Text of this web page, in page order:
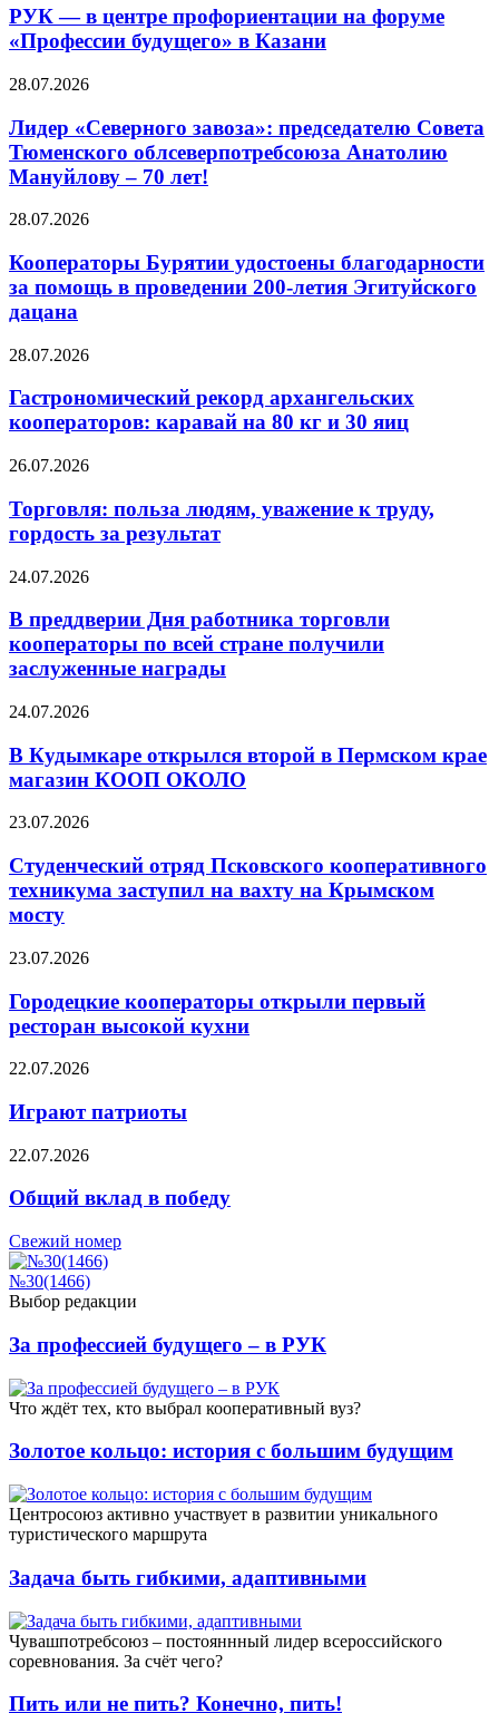
РУК — в центре профориентации на форуме
«Профессии будущего» в Казани
28.07.2026
Лидер «Северного завоза»: председателю Совета
Тюменского облсеверпотребсоюза Анатолию
Мануйлову – 70 лет!
28.07.2026
Кооператоры Бурятии удостоены благодарности
за помощь в проведении 200-летия Эгитуйского
дацана
28.07.2026
Гастрономический рекорд архангельских
кооператоров: каравай на 80 кг и 30 яиц
26.07.2026
Торговля: польза людям, уважение к труду,
гордость за результат
24.07.2026
В преддверии Дня работника торговли
кооператоры по всей стране получили
заслуженные награды
24.07.2026
В Кудымкаре открылся второй в Пермском крае
магазин КООП ОКОЛО
23.07.2026
Студенческий отряд Псковского кооперативного
техникума заступил на вахту на Крымском
мосту
23.07.2026
Городецкие кооператоры открыли первый
ресторан высокой кухни
22.07.2026
Играют патриоты
22.07.2026
Общий вклад в победу
Свежий номер
№30(1466)
Выбор редакции
За профессией будущего – в РУК
Что ждёт тех, кто выбрал кооперативный вуз?
Золотое кольцо: история с большим будущим
Центросоюз активно участвует в развитии уникального
туристического маршрута
Задача быть гибкими, адаптивными
Чувашпотребсоюз – постояннный лидер всероссийского
соревнования. За счёт чего?
Пить или не пить? Конечно, пить!